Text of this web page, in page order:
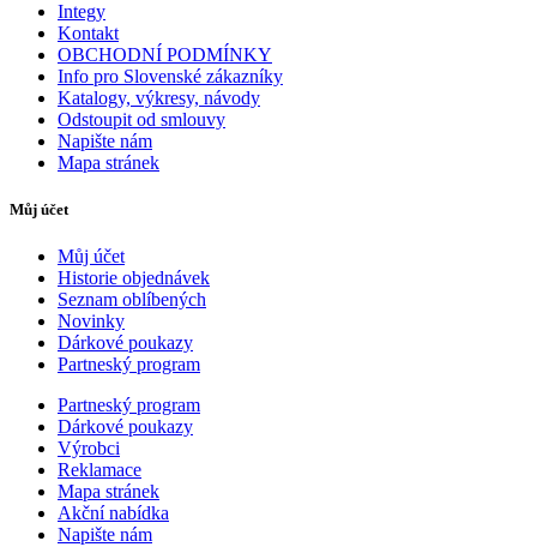
Integy
Kontakt
OBCHODNÍ PODMÍNKY
Info pro Slovenské zákazníky
Katalogy, výkresy, návody
Odstoupit od smlouvy
Napište nám
Mapa stránek
Můj účet
Můj účet
Historie objednávek
Seznam oblíbených
Novinky
Dárkové poukazy
Partneský program
Partneský program
Dárkové poukazy
Výrobci
Reklamace
Mapa stránek
Akční nabídka
Napište nám